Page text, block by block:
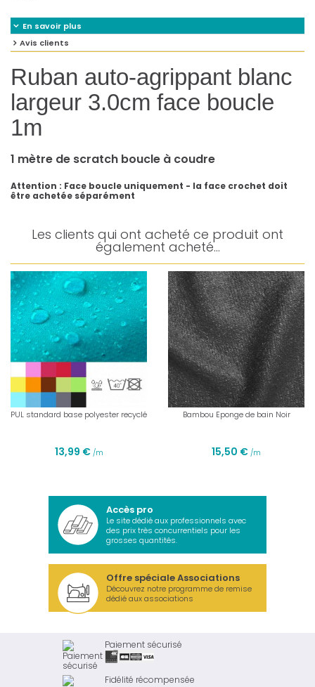
En savoir plus
Avis clients
Ruban auto-agrippant blanc
largeur 3.0cm face boucle
1m
1 mètre de scratch boucle à coudre
Attention : Face boucle uniquement - la face crochet doit
être achetée séparément
Les clients qui ont acheté ce produit ont
également acheté...
PUL standard base polyester recyclé
13,99 € /m
Bambou Eponge de bain Noir
15,50 € /m
Accès pro
Le site dédié aux professionnels avec
des prix très concurrentiels pour les
grosses quantités.
Offre spéciale Associations
Découvrez notre programme de remise
dédié aux associations
Paiement sécurisé
Fidélité récompensée